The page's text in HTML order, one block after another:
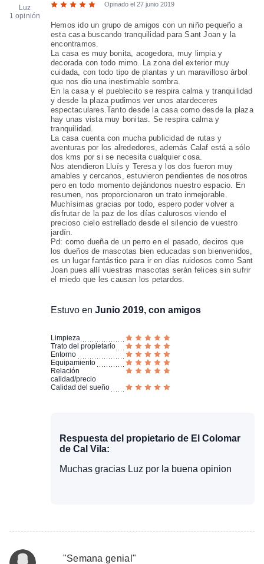
Luz
1 opinión
Opinado el 27 junio 2019
Hemos ido un grupo de amigos con un niño pequeño a
esta casa buscando tranquilidad para Sant Joan y la
encontramos.
La casa es muy bonita, acogedora, muy limpia y
decorada con todo mimo. La zona del exterior muy
cuidada, con todo tipo de plantas y un maravilloso árbol
que nos dio una inestimable sombra.
En la casa y el pueblecito se respira calma y tranquilidad
y desde la plaza pudimos ver unos atardeceres
espectaculares.Tanto desde la casa como desde la plaza
hay unas vista muy bonitas. Se respira calma y
tranquilidad.
La casa cuenta con mucha publicidad de rutas y
aventuras por los alrededores, además Calaf está a sólo
dos kms por si se necesita cualquier cosa.
Nos atendieron Lluís y Teresa y los dos fueron muy
amables y cercanos, estuvieron pendientes de nosotros
pero en todo momento dejándonos nuestro espacio. En
resumen, nos proporcionaron un trato inmejorable.
Muchísimas gracias por todo, espero poder volver a
disfrutar de la paz de los días calurosos viendo el
precioso cielo estrellado desde el silencio de vuestro
jardín.
Pd: como dueña de un perro en el pasado, deciros que
los dueños de mascotas bien educadas son bienvenidos,
es un lugar fantástico para ir en días ruidosos como Sant
Joan pues allí vuestras mascotas serán felices sin sufrir
el miedo que les causan los petardos.
Estuvo en Junio 2019, con amigos
Limpieza
Trato del propietario
Entorno
Equipamiento
Relación
calidad/precio
Calidad del sueño
Respuesta del propietario de El Colomar
de Cal Vila:
Muchas gracias Luz por la buena opinion
"Semana genial "